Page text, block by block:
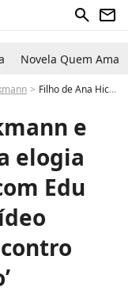
search newsletter
Novela Quem Ama
Filho de Ana Hickmann e Alexandre Correa elogia relação da mãe com Edu Guedes
e
elogia
Edu